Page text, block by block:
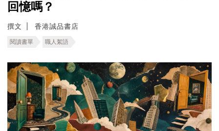
回憶嗎？
撰文 香港誠品書店
閱讀書單 職人絮語